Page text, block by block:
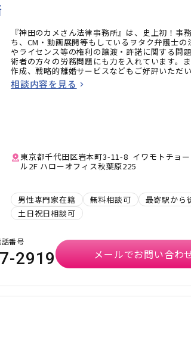
『神田のカメさん法律事務所』は、史上初！事
ち、CM・動画展開等もしているヲタク弁護士の
やライセンス等の権利の譲渡・許諾に関する問
術者の方々の労務問題にも力を入れています。
作成、戦略的離婚サービスなどもご好評いただい
相談内容を見る
東京都千代田区岩本町3-11-8 イワモトチョ
ル2F ハローオフィス秋葉原225
男性専門家在籍 無料相談可
最寄駅から
土日祝日相談可
番号
2919 メールでお問い合わ